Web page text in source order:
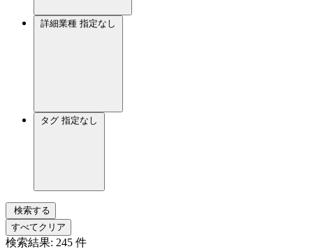
詳細業種 指定なし
タグ 指定なし
検索する
すべてクリア
検索結果: 245 件